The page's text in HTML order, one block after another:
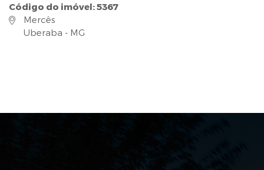
Código do imóvel: 5367
Mercês
Uberaba - MG